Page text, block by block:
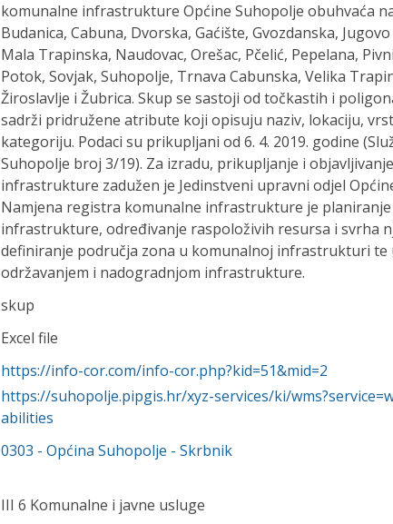
komunalne infrastrukture Općine Suhopolje obuhvaća
Budanica, Cabuna, Dvorska, Gaćište, Gvozdanska,
Mala Trapinska, Naudovac, Orešac, Pčelić, Pepelana,
Potok, Sovjak, Suhopolje, Trnava Cabunska, Velika
Žiroslavlje i Žubrica. Skup se sastoji od točkastih i
sadrži pridružene atribute koji opisuju naziv, lokaciju,
kategoriju. Podaci su prikupljani od 6. 4. 2019. godine
Suhopolje broj 3/19). Za izradu, prikupljanje i
infrastrukture zadužen je Jedinstveni upravni odjel
Namjena registra komunalne infrastrukture je
infrastrukture, određivanje raspoloživih resursa i svrha
definiranje područja zona u komunalnoj infrastrukturi te
održavanjem i nadogradnjom infrastrukture.
skup
Excel file
https://info-cor.com/info-cor.php?kid=51&mid=2
https://suhopolje.pipgis.hr/xyz-services/ki/
abilities
0303 - Općina Suhopolje - Skrbnik
III 6 Komunalne i javne usluge